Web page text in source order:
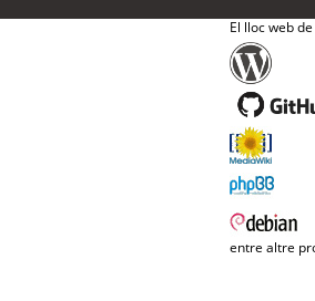
El lloc web
entre altre